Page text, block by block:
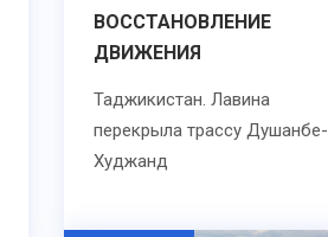
ВОССТАНОВЛЕНИЕ
ДВИЖЕНИЯ
Таджикистан. Лавина
перекрыла трассу Душанбе-
Худжанд